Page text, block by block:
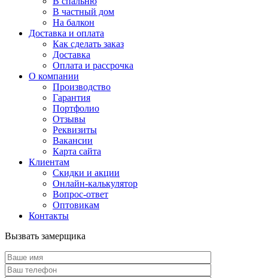
В частный дом
На балкон
Доставка и оплата
Как сделать заказ
Доставка
Оплата и рассрочка
О компании
Производство
Гарантия
Портфолио
Отзывы
Реквизиты
Вакансии
Карта сайта
Клиентам
Скидки и акции
Онлайн-калькулятор
Вопрос-ответ
Оптовикам
Контакты
Вызвать замерщика